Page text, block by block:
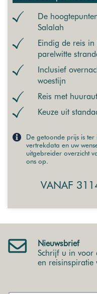
De
Salalah
Eindig de reis
parelwitte
Inclusief
woestijn
Reis met
Keuze uit
De getoonde prijs is
vertrekdata en uw
uitgebreider overzicht
ons op.
VANAF
Nieuwsbrief
Schrijf u in voor
en reisinspiratie